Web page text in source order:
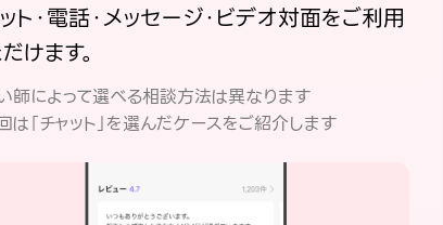
ト・電話・メッセージ・ビデオ対面をご利用
けます。
によって選べる相談方法は異なります
「チャット」を選んだケースをご紹介します